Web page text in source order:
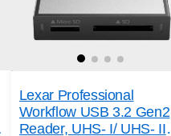
Lexar Professional
Workflow USB 3.2 Gen2
Reader, UHS- I/ UHS- II,